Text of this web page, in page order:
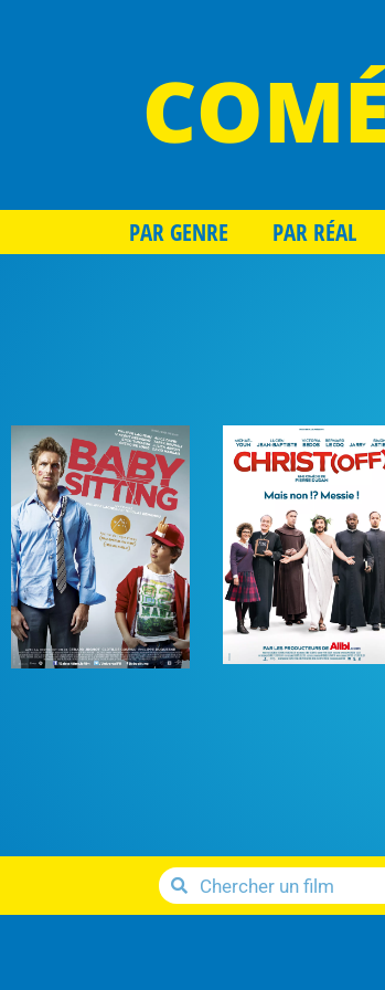
PAR GENRE PAR RÉAL